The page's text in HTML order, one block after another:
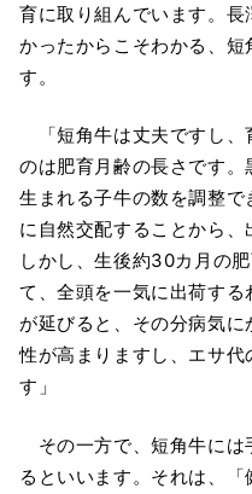
育に取り組んでいます。
かったからこそわかる、短
す。
「短角牛は丈夫ですし、
のは肥育月齢の長さです。
生まれる子牛の数を調整
に自然交配することから、
しかし、生後約30カ月の
て、全頭を一気に出荷す
が延びると、その分病気
性が高まりますし、エサ代
す」
その一方で、短角牛には
るといいます。それは、